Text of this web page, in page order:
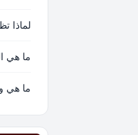
لماذا
ما هي
ما هي